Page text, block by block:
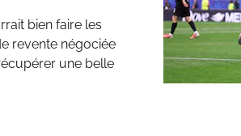
bien faire les
revente négociée
une belle